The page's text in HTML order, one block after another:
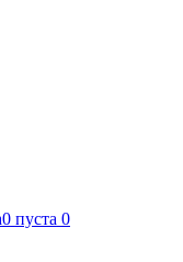
0 пуста 0